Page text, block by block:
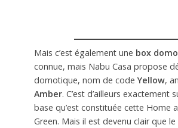
Mais c’est également une box
connue, mais Nabu Casa propose
domotique, nom de codeYellow,
Amber. C’est d’ailleurs exactement
base qu’est constituée cette Home
Green. Mais il est devenu clair que